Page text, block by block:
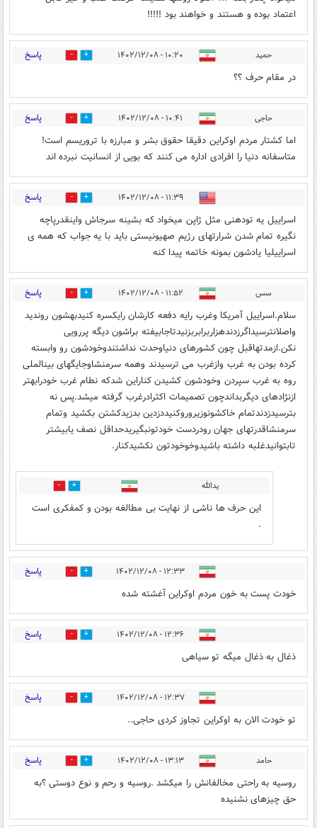
اعتماد بوده و هستند و خواهند بود !!!!!
حمید ۱۰:۲۰ - ۱۴۰۲/۱۲/۰۸ 9 پاسخ
در مقام حرف ؟؟
حاجی ۱۰:۴۱ - ۱۴۰۲/۱۲/۰۸ 14 پاسخ
اما کشتار مردم اوکراین دقیقا حقوق بشر و مبارزه با تروریسم است!
متاسفانه دنیا را افرادی اداره می کنند که بویی از انسانیت نبرده اند
۱۱:۳۹ - ۱۴۰۲/۱۲/۰۸ 4 پاسخ
اسراییل یه تودهنی مثل ژاپن میخواد که بشینه سرجاش واینقدرپاچه
نگیره تمام شدن شرارتهای رژیم صهیونیستی باید با یه جواب که همه ی
اسراییلیا یادشون بمونه خاتمه پیدا کنه
سس ۱۱:۵۲ - ۱۴۰۲/۱۲/۰۸ 3 پاسخ
سلام.اسراییل آمریکا وغرب رایه دفعه کارشان رایکسره کنیدبهشون روندید
واصلانترسیداگرزدندهزاربرابربزنیدتاجابیفته براشون دیگه پررویی
نکن.ازمدتهاقبل چون کشورهای دنیاوحدت نداشتندوخودشون رو وابسته
کرده بودن به غرب وازغرب می ترسیدند وهمه سرمنشاوجایگهای بینالملی
روه به غرب سپردن وخودشون کشیدن کناراین شدکه نطام غرب خودرابهتر
ازنژادهای دیگربداندچون تصمیمات اکثرادرغرب گرفته میشد.پس نه
بترسیدزدندتمام خاکشونوزیروروکنیددزدین بدزیدکشتن بکشید وتمام
سرمنشاقدرتهای جهان رودردست خودتونبگیریدحداقل نصف یابیشتر
تابتوانیدغلبه داشته باشیدوخوخودتون نکشیدکنار.
یدالله 4
این حرف ها ناشی از نهایت بی مطالغه بودن و کمفکری است
.
۱۲:۳۳ - ۱۴۰۲/۱۲/۰۸ 14 پاسخ
خودت پست به خون مردم اوکراین آغشته شده
۱۲:۳۶ - ۱۴۰۲/۱۲/۰۸ 13 پاسخ
ذغال به ذغال میگه تو سیاهی
۱۲:۳۷ - ۱۴۰۲/۱۲/۰۸ 14 پاسخ
تو خودت الان به اوکراین تجاوز کردی حاجی..
حامد ۱۳:۱۳ - ۱۴۰۲/۱۲/۰۸ 5 پاسخ
روسیه به راحتی مخالفانش را میکشد .روسیه و رحم و نوع دوستی ؟به
حق چیزهای نشنیده